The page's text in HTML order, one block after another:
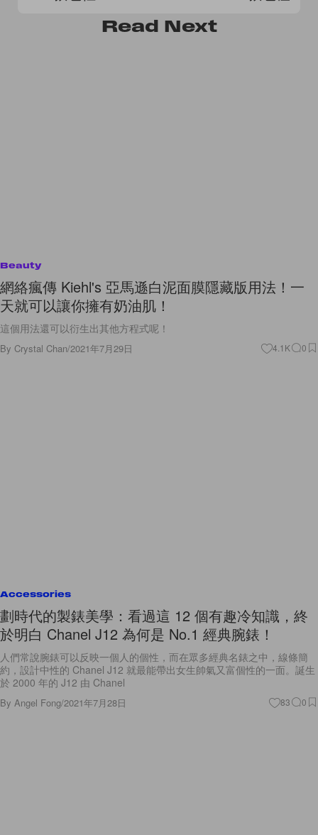
Read Next
Beauty
網絡瘋傳 Kiehl's 亞馬遜白泥面膜隱藏版用法！一
天就可以讓你擁有奶油肌！
這個用法還可以衍生出其他方程式呢！
By Crystal Chan/2021年7月29日 4.1K 0
Accessories
劃時代的製錶美學：看過這 12 個有趣冷知識，終
於明白 Chanel J12 為何是 No.1 經典腕錶！
人們常說腕錶可以反映一個人的個性，而在眾多經典名錶之中，線條簡
約，設計中性的 Chanel J12 就最能帶出女生帥氣又富個性的一面。誕生
於 2000 年的 J12 由 Chanel
By Angel Fong/2021年7月28日 83 0